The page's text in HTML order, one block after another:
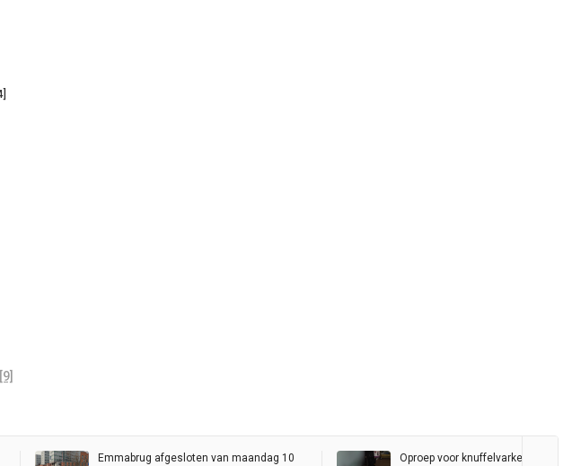
Emmabrug afgesloten van maandag 10 Oproep voor knuffelvarkentjes